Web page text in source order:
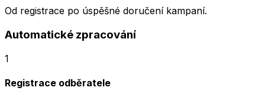
Od registrace po úspěšné doručení kampaní.
Automatické zpracování
1
Registrace odběratele